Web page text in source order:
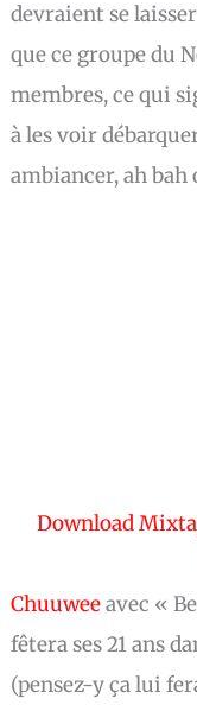
devraient se
que ce groupe du
membres, ce qui
à les voir
ambiancer, ah
Download
Chuuweeavec «
fêtera ses 21 ans
(pensez-y ça lui